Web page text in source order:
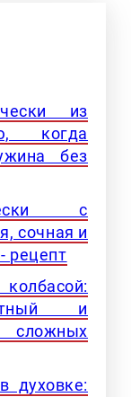
из
когда
без
с
сочная и
рецепт
и
духовке: